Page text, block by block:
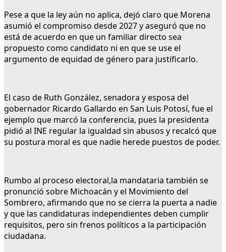
Pese a que la ley aún no aplica, dejó claro que Morena
asumió el compromiso desde 2027 y aseguró que no
está de acuerdo en que un familiar directo sea
propuesto como candidato ni en que se use el
argumento de equidad de género para justificarlo.
El caso de Ruth González, senadora y esposa del
gobernador Ricardo Gallardo en San Luis Potosí, fue el
ejemplo que marcó la conferencia, pues la presidenta
pidió al INE regular la igualdad sin abusos y recalcó que
su postura moral es que nadie herede puestos de poder.
Rumbo al proceso electoral,la mandataria también se
pronunció sobre Michoacán y el Movimiento del
Sombrero, afirmando que no se cierra la puerta a nadie
y que las candidaturas independientes deben cumplir
requisitos, pero sin frenos políticos a la participación
ciudadana.